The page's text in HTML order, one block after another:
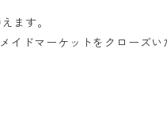
ます。
ドマーケットをクローズい